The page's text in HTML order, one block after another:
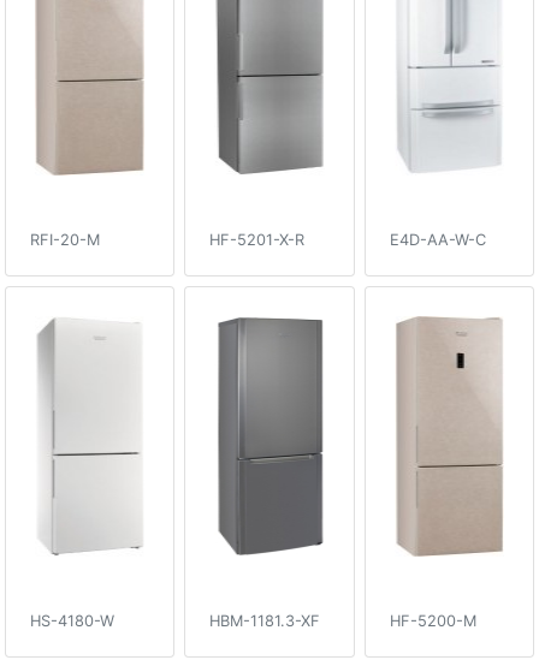
RFI-20-M HF-5201-X-R E4D-AA-W-C
HS-4180-W HBM-1181.3-XF HF-5200-M